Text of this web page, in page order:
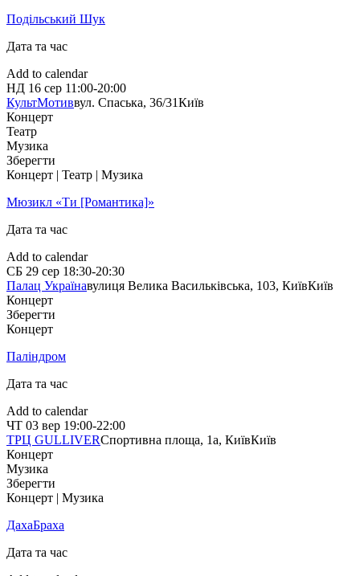
Подільський Шук
Дата та час
Add to calendar
НД 16 сер 11:00-20:00
КультМотиввул. Спаська, 36/31Київ
Концерт
Театр
Музика
Зберегти
Концерт | Театр | Музика
Мюзикл «Ти [Романтика]»
Дата та час
Add to calendar
СБ 29 сер 18:30-20:30
Палац Українавулиця Велика Васильківська, 103, КиївКиїв
Концерт
Зберегти
Концерт
Паліндром
Дата та час
Add to calendar
ЧТ 03 вер 19:00-22:00
ТРЦ GULLIVERСпортивна площа, 1a, КиївКиїв
Концерт
Музика
Зберегти
Концерт | Музика
ДахаБраха
Дата та час